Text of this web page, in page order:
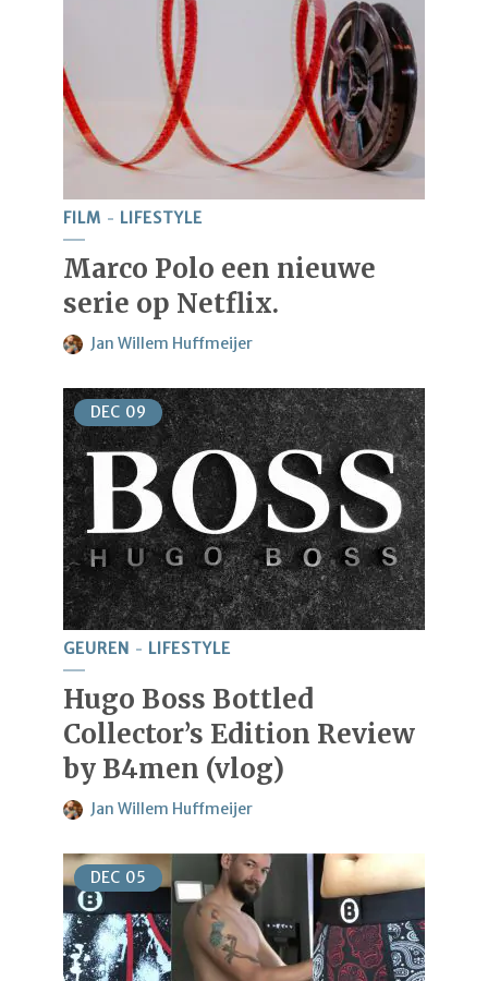
FILM LIFESTYLE
Marco Polo een nieuwe
serie op Netflix.
Jan Willem Huffmeijer
DEC 09
GEUREN LIFESTYLE
Hugo Boss Bottled
Collector’s Edition Review
by B4men (vlog)
Jan Willem Huffmeijer
DEC 05